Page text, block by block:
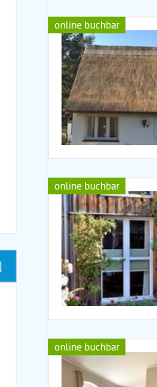
online buchbar
online buchbar
online buchbar